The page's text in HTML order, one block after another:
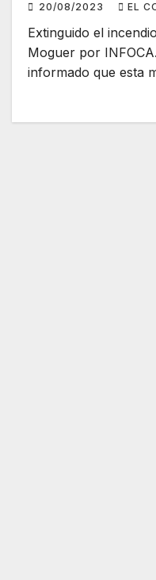
20/08/2023 EL
Extinguido el
Moguer por
informado que esta